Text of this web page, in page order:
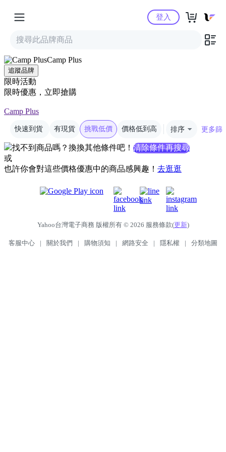
Yahoo購物中心
登入
Camp Plus
追蹤品牌
限時活動
限時優惠，立即搶購
Camp Plus
快速到貨 有現貨 挑戰低價 價格低到高 排序 更多篩
找不到商品嗎？換換其他條件吧！ 清除條件再搜尋
或
也許你會對這些價格優惠中的商品感興趣！ 去逛逛
Yahoo台灣電子商務 版權所有 © 2026 服務條款(更新)
客服中心 | 關於我們 | 購物須知 | 網路安全 | 隱私權 | 分類地圖